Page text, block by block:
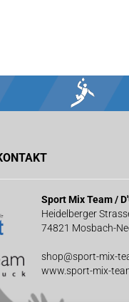
Sport Mix Team /
Heidelberger
74821 Mosbach-
shop@sport-mix-
www.sport-mix-